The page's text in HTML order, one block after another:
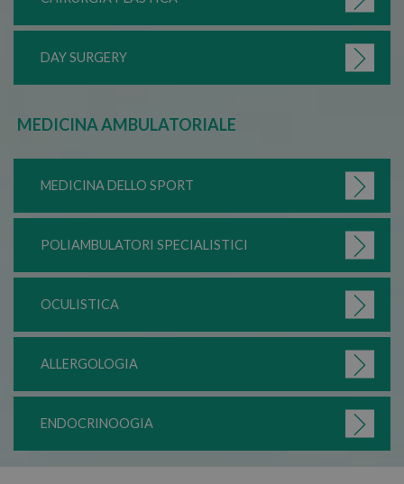
DAY SURGERY
MEDICINA AMBULATORIALE
MEDICINA DELLO SPORT
POLIAMBULATORI SPECIALISTICI
OCULISTICA
ALLERGOLOGIA
ENDOCRINOOGIA
www.nuovaricerca.com